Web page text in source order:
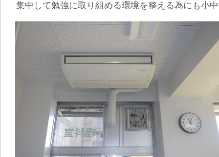
集中して勉強に取り組める環境を整える為にも小